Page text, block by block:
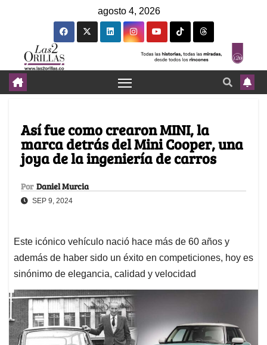
agosto 4, 2026
Así fue como crearon MINI, la
marca detrás del Mini Cooper, una
joya de la ingeniería de carros
Por Daniel Murcia
SEP 9, 2024
Este icónico vehículo nació hace más de 60 años y
además de haber sido un éxito en competiciones, hoy es
sinónimo de elegancia, calidad y velocidad